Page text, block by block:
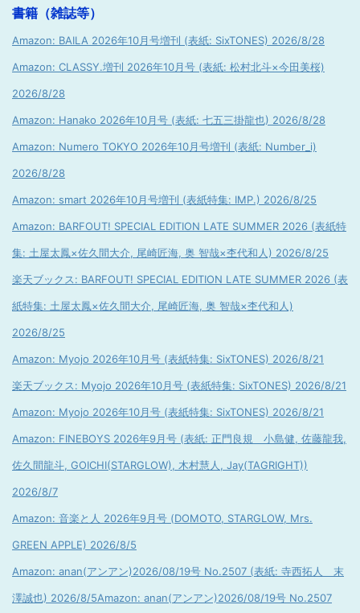
書籍（雑誌等）
Amazon: BAILA 2026年10月号増刊 (表紙: SixTONES) 2026/8/28
Amazon: CLASSY.増刊 2026年10月号 (表紙: 松村北斗×今田美桜)
2026/8/28
Amazon: Hanako 2026年10月号 (表紙: 七五三掛龍也) 2026/8/28
Amazon: Numero TOKYO 2026年10月号増刊 (表紙: Number_i)
2026/8/28
Amazon: smart 2026年10月号増刊 (表紙特集: IMP.) 2026/8/25
Amazon: BARFOUT! SPECIAL EDITION LATE SUMMER 2026 (表紙特
集: 土屋太鳳×佐久間大介, 尾崎匠海, 奥 智哉×杢代和人) 2026/8/25
楽天ブックス: BARFOUT! SPECIAL EDITION LATE SUMMER 2026 (表
紙特集: 土屋太鳳×佐久間大介, 尾崎匠海, 奥 智哉×杢代和人)
2026/8/25
Amazon: Myojo 2026年10月号 (表紙特集: SixTONES) 2026/8/21
楽天ブックス: Myojo 2026年10月号 (表紙特集: SixTONES) 2026/8/21
Amazon: Myojo 2026年10月号 (表紙特集: SixTONES) 2026/8/21
Amazon: FINEBOYS 2026年9月号 (表紙: 正門良規 小島健, 佐藤龍我,
佐久間龍斗, GOICHI(STARGLOW), 木村慧人, Jay(TAGRIGHT))
2026/8/7
Amazon: 音楽と人 2026年9月号 (DOMOTO, STARGLOW, Mrs.
GREEN APPLE) 2026/8/5
Amazon: anan(アンアン)2026/08/19号 No.2507 (表紙: 寺西拓人 末
澤誠也) 2026/8/5Amazon: anan(アンアン)2026/08/19号 No.2507